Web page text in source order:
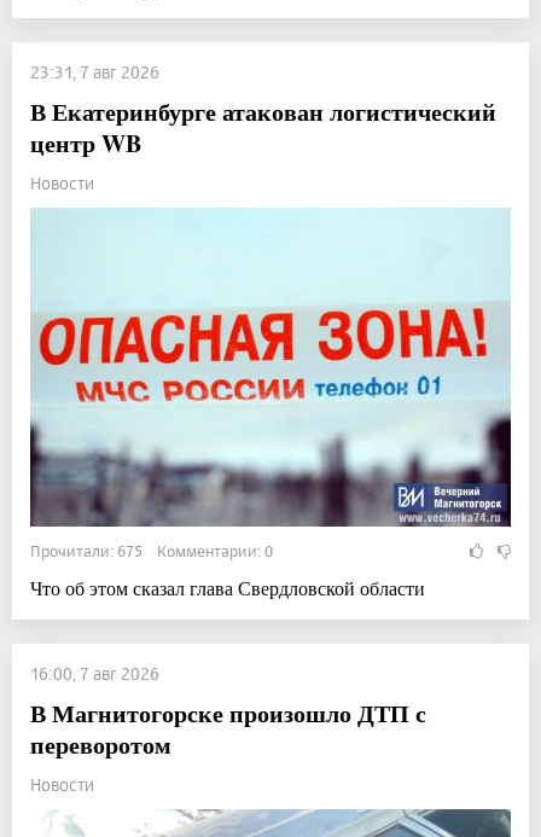
23:31, 7 авг 2026
В Екатеринбурге атакован логистический
центр WB
Новости
Прочитали: 675 Комментарии: 0
Что об этом сказал глава Свердловской области
16:00, 7 авг 2026
В Магнитогорске произошло ДТП с
переворотом
Новости